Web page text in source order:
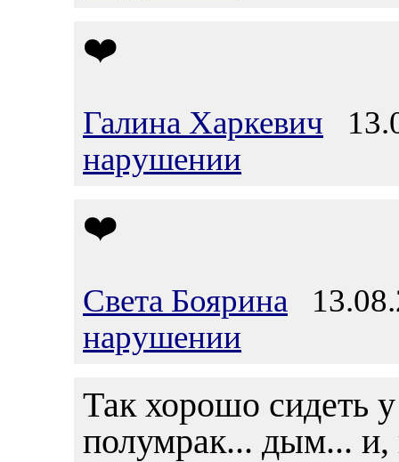
❤️
Галина Харкевич
нарушении
❤️
Света Боярина
нарушении
Так хорошо сидеть
полумрак... дым... и,